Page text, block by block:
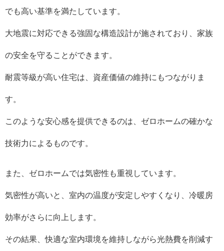
でも高い基準を満たしています。
大地震に対応できる強固な構造設計が施されており、家族
の安全を守ることができます。
耐震等級が高い住宅は、資産価値の維持にもつながりま
す。
このような安心感を提供できるのは、ゼロホームの確かな
技術力によるものです。
また、ゼロホームでは気密性も重視しています。
気密性が高いと、室内の温度が安定しやすくなり、冷暖房
効率がさらに向上します。
その結果、快適な室内環境を維持しながら光熱費を削減す